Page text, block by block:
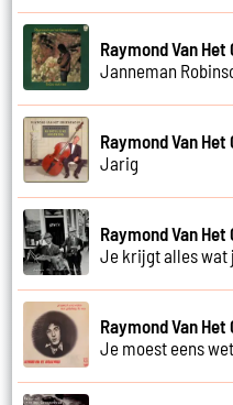
Raymond Van
Janneman
Raymond Van
Jarig
Raymond Van
Je krijgt alles wat
Raymond Van
Je moest eens